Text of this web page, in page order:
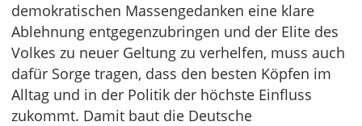
demokratischen Massengedanken eine klare
Ablehnung entgegenzubringen und der Elite des
Volkes zu neuer Geltung zu verhelfen, muss auch
dafür Sorge tragen, dass den besten Köpfen im
Alltag und in der Politik der höchste Einfluss
zukommt. Damit baut die Deutsche